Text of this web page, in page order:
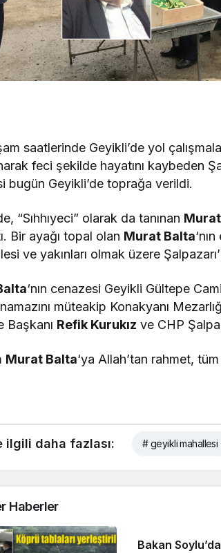
saatlerinde Geyikli’de yol
feci şekilde hayatını kaybeden
bugün Geyikli’de toprağa verildi.
“Sıhhıyeci” olarak da tanınan
Bir ayağı topal olan Murat Balta
ve yakınları olmak üzere
‘nın cenazesi Geyikli Gültepe
müteakip Konakyanı
Başkanı Refik Kurukız ve CHP
Murat Balta‘ya Allah’tan rahmet,
ilgili daha fazlası: # geyikli mahallesi
Haberler
Bakan